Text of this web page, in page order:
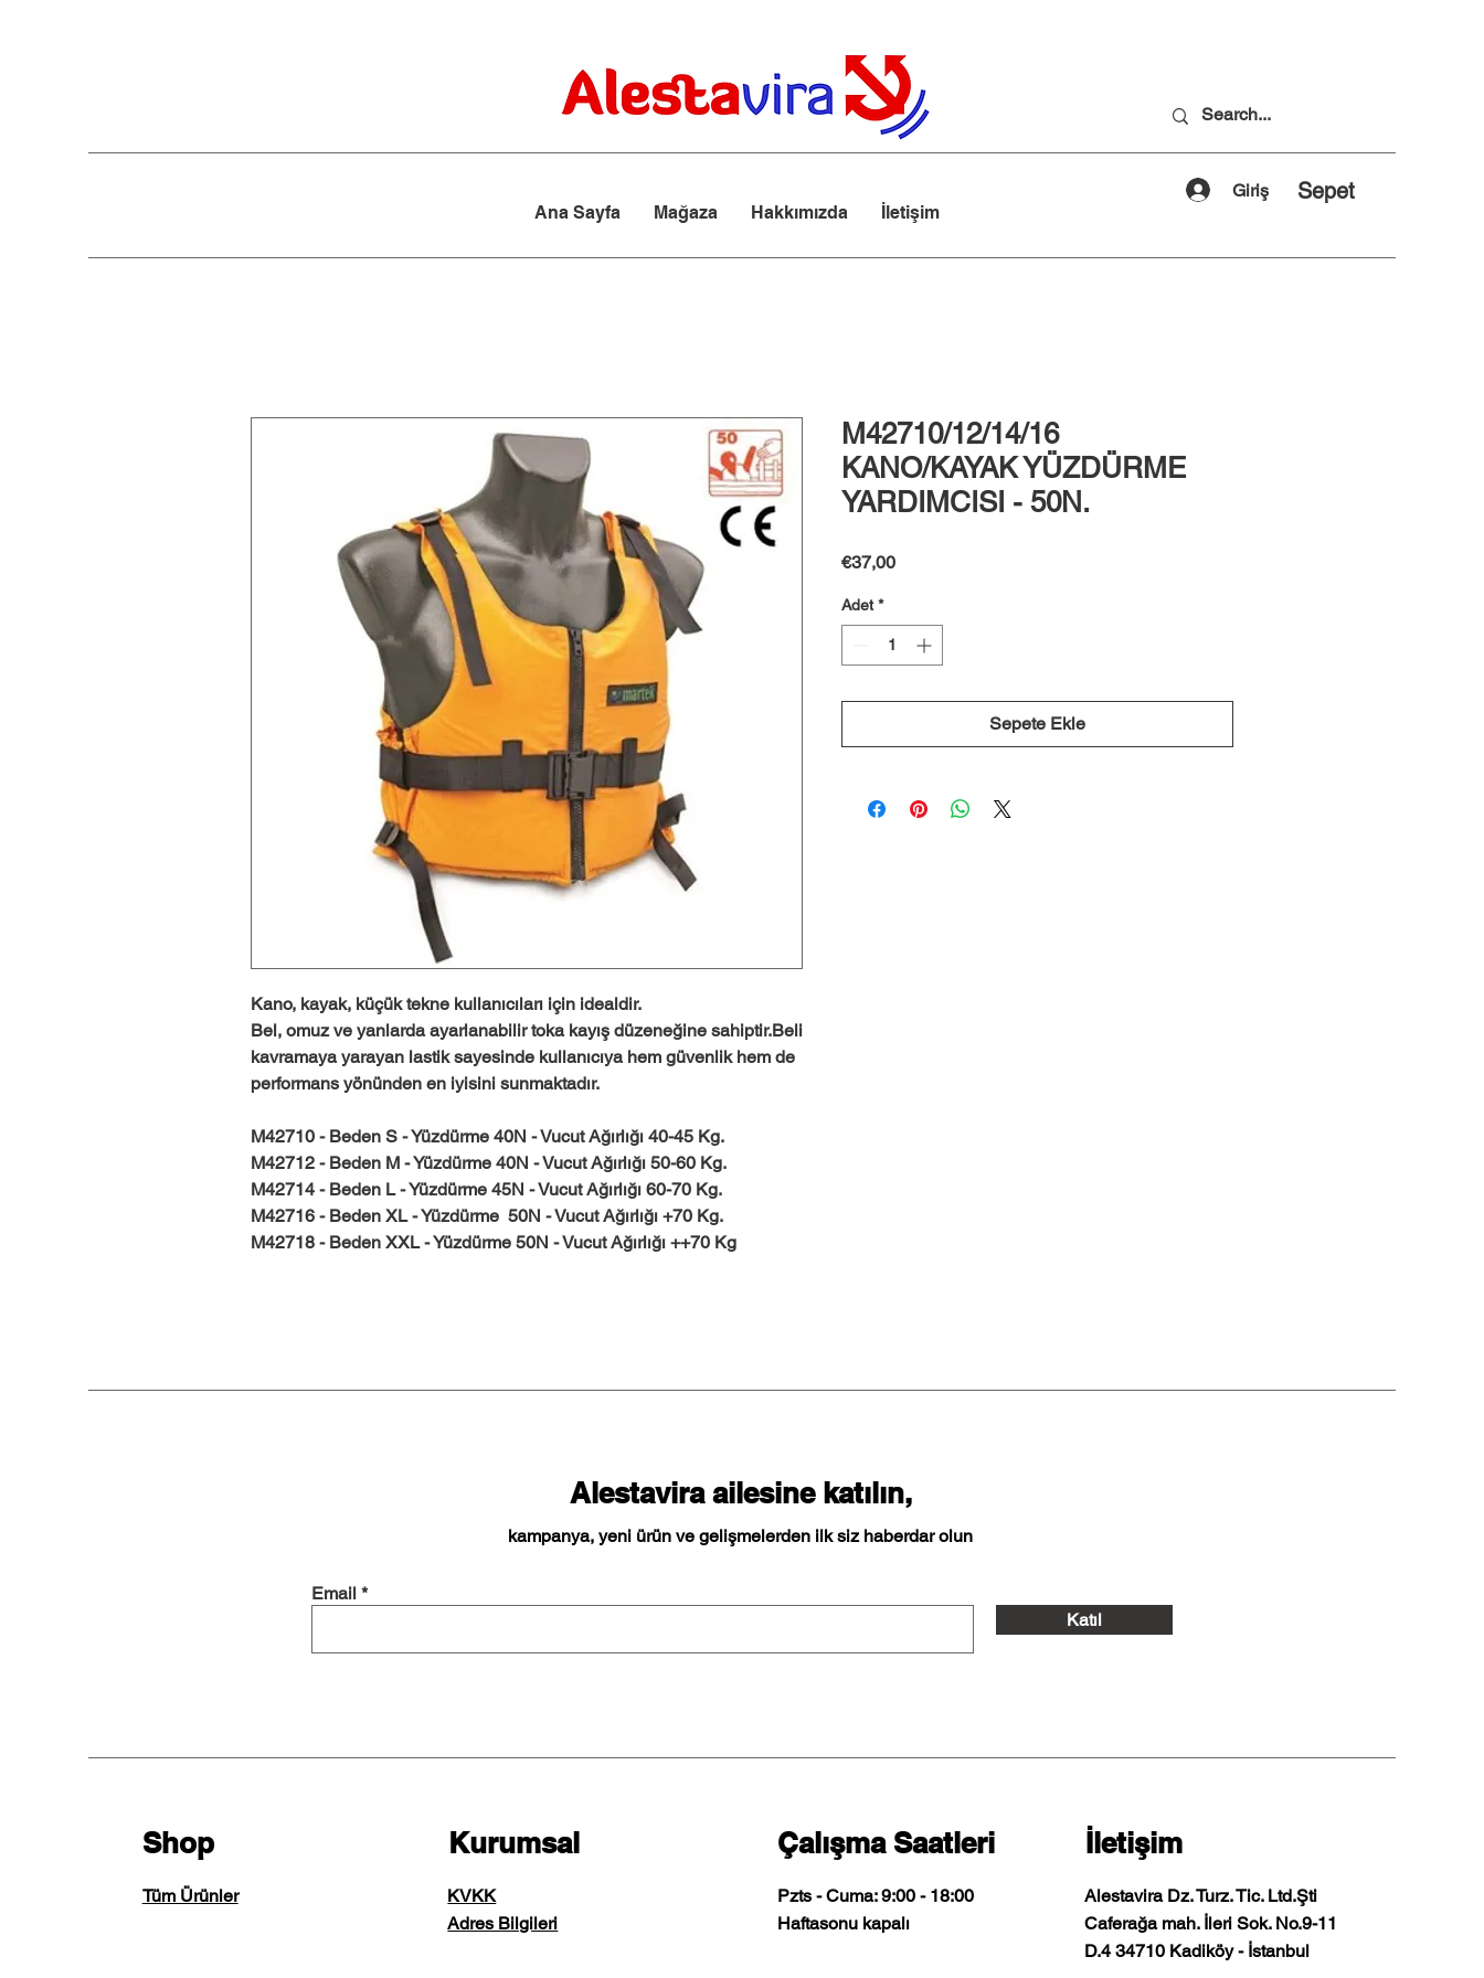
Ana Sayfa Mağaza Hakkımızda İletişim
Giriş Sepet
Kano, kayak, küçük tekne kullanıcıları için idealdir.
Bel, omuz ve yanlarda ayarlanabilir toka kayış düzeneğine sahiptir.Beli
kavramaya yarayan lastik sayesinde kullanıcıya hem güvenlik hem de
performans yönünden en iyisini sunmaktadır.
M42710 - Beden S - Yüzdürme 40N - Vucut Ağırlığı 40-45 Kg.
M42712 - Beden M - Yüzdürme 40N - Vucut Ağırlığı 50-60 Kg.
M42714 - Beden L - Yüzdürme 45N - Vucut Ağırlığı 60-70 Kg.
M42716 - Beden XL - Yüzdürme 50N - Vucut Ağırlığı +70 Kg.
M42718 - Beden XXL - Yüzdürme 50N - Vucut Ağırlığı ++70 Kg
M42710/12/14/16
KANO/KAYAK YÜZDÜRME
YARDIMCISI - 50N.
€37,00Fiyat
Adet *
Sepete Ekle
Alestavira ailesine katılın,
kampanya, yeni ürün ve gelişmelerden ilk siz haberdar olun
Email
Katıl
Shop
Tüm Ürünler
Kurumsal
KVKK
Adres Bilgileri
Çalışma Saatleri
Pzts - Cuma: 9:00 - 18:00
​​Haftasonu kapalı
İletişim
Alestavira Dz. Turz. Tic. Ltd.Şti
Caferağa mah. İleri Sok. No.9-11
D.4 34710 Kadiköy - İstanbul